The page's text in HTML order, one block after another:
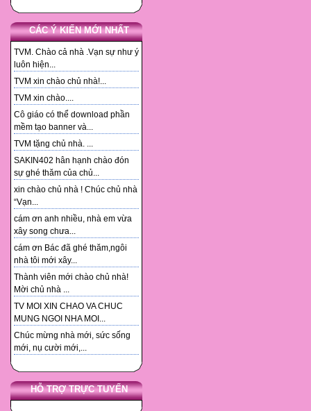
CÁC Ý KIẾN MỚI NHẤT
TVM. Chào cả nhà .Vạn sự như ý
luôn hiện...
TVM xin chào chủ nhà!...
TVM xin chào....
Cô giáo có thể download phần
mềm tạo banner và...
TVM tặng chủ nhà. ...
SAKIN402 hân hạnh chào đón
sự ghé thăm của chủ...
xin chào chủ nhà ! Chúc chủ nhà
“Vạn...
cám ơn anh nhiều, nhà em vừa
xây song chưa...
cám ơn Bác đã ghé thăm,ngôi
nhà tôi mới xây...
Thành viên mới chào chủ nhà!
Mời chủ nhà ...
TV MOI XIN CHAO VA CHUC
MUNG NGOI NHA MOI...
Chúc mừng nhà mới, sức sống
mới, nụ cười mới,...
HỖ TRỢ TRỰC TUYẾN